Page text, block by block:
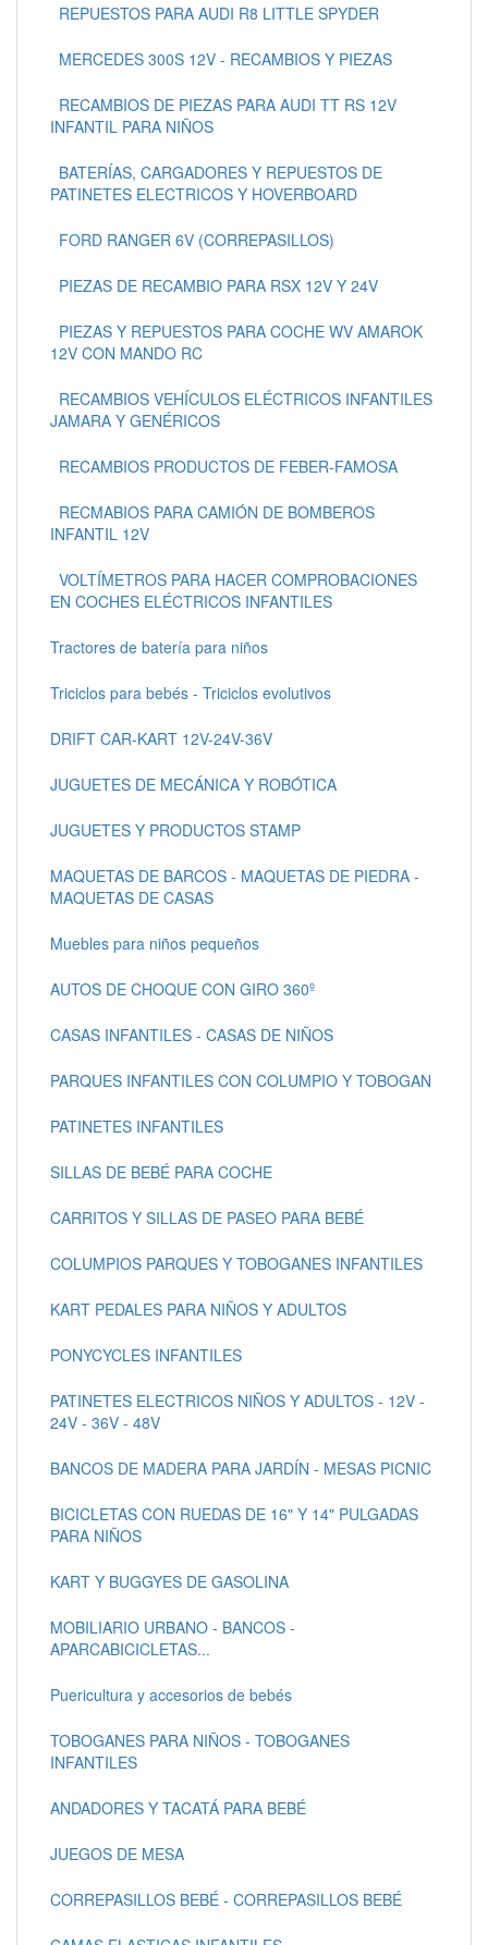
REPUESTOS PARA AUDI R8 LITTLE SPYDER
MERCEDES 300S 12V - RECAMBIOS Y PIEZAS
RECAMBIOS DE PIEZAS PARA AUDI TT RS 12V
INFANTIL PARA NIÑOS
BATERÍAS, CARGADORES Y REPUESTOS DE
PATINETES ELECTRICOS Y HOVERBOARD
FORD RANGER 6V (CORREPASILLOS)
PIEZAS DE RECAMBIO PARA RSX 12V Y 24V
PIEZAS Y REPUESTOS PARA COCHE WV AMAROK
12V CON MANDO RC
RECAMBIOS VEHÍCULOS ELÉCTRICOS INFANTILES
JAMARA Y GENÉRICOS
RECAMBIOS PRODUCTOS DE FEBER-FAMOSA
RECMABIOS PARA CAMIÓN DE BOMBEROS
INFANTIL 12V
VOLTÍMETROS PARA HACER COMPROBACIONES
EN COCHES ELÉCTRICOS INFANTILES
Tractores de batería para niños
Triciclos para bebés - Triciclos evolutivos
DRIFT CAR-KART 12V-24V-36V
JUGUETES DE MECÁNICA Y ROBÓTICA
JUGUETES Y PRODUCTOS STAMP
MAQUETAS DE BARCOS - MAQUETAS DE PIEDRA -
MAQUETAS DE CASAS
Muebles para niños pequeños
AUTOS DE CHOQUE CON GIRO 360º
CASAS INFANTILES - CASAS DE NIÑOS
PARQUES INFANTILES CON COLUMPIO Y TOBOGAN
PATINETES INFANTILES
SILLAS DE BEBÉ PARA COCHE
CARRITOS Y SILLAS DE PASEO PARA BEBÉ
COLUMPIOS PARQUES Y TOBOGANES INFANTILES
KART PEDALES PARA NIÑOS Y ADULTOS
PONYCYCLES INFANTILES
PATINETES ELECTRICOS NIÑOS Y ADULTOS - 12V -
24V - 36V - 48V
BANCOS DE MADERA PARA JARDÍN - MESAS PICNIC
BICICLETAS CON RUEDAS DE 16" Y 14" PULGADAS
PARA NIÑOS
KART Y BUGGYES DE GASOLINA
MOBILIARIO URBANO - BANCOS -
APARCABICICLETAS...
Puericultura y accesorios de bebés
TOBOGANES PARA NIÑOS - TOBOGANES
INFANTILES
ANDADORES Y TACATÁ PARA BEBÉ
JUEGOS DE MESA
CORREPASILLOS BEBÉ - CORREPASILLOS BEBÉ